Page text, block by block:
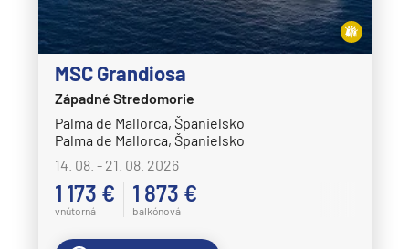
MSC Grandiosa
Západné Stredomorie
Palma de Mallorca, Španielsko
Palma de Mallorca, Španielsko
14. 08. - 21. 08. 2026
1 173 €
vnútorná
1 873 €
balkónová